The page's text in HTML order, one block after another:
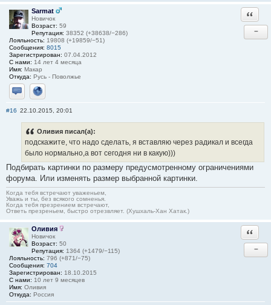
Sarmat
Новичок
Возраст: 59
Репутация: 38352 (+38638/−286)
Лояльность: 19808 (+19859/−51)
Сообщения: 8015
Зарегистрирован: 07.04.2012
С нами: 14 лет 4 месяца
Имя: Макар
Откуда: Русь - Поволжье
Отправить личное сообщение
Сайт
−
#16 22.10.2015, 20:01
Оливия писал(а):
подскажите, что надо сделать, я вставляю через радикал и всегда
было нормально,а вот сегодня ни в какую)))
Подбирать картинки по размеру предусмотренному ограничениями
форума. Или изменять размер выбранной картинки.
Когда тебя встречают уваженьем,
Уважь и ты, без всякого сомненья.
Когда тебя презрением встречают,
Ответь презреньем, быстро отрезвляет. (Хушхаль-Хан Хатак.)
Оливия
Новичок
Возраст: 50
Репутация: 1364 (+1479/−115)
Лояльность: 796 (+871/−75)
Сообщения: 704
Зарегистрирован: 18.10.2015
С нами: 10 лет 9 месяцев
Имя: Оливия
Откуда: Россия
−